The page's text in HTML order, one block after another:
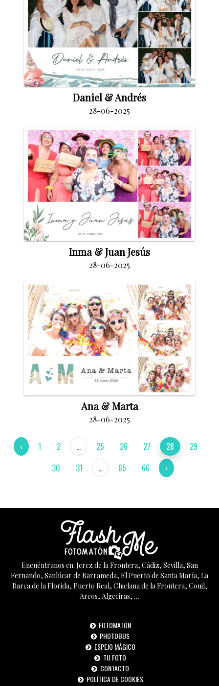
Daniel & Andrés
28-06-2025
Inma & Juan Jesús
28-06-2025
Ana & Marta
28-06-2025
‹ 1 2 ... 25 26 27 28
29
30
31 ... 65 66 ›
Encuéntranos en: Jerez de la Frontera, Cádiz, Sevilla, San
Fernando, Sanlúcar de Barrameda, El Puerto de Santa María, La
Barca de la Florida, Puerto Real, Chiclana de la Frontera, Conil,
Arcos, Algeciras, …
FOTOMATÓN
PHOTOBUS
ESPEJO MÁGICO
TU FOTO
CONTACTO
POLÍTICA DE COOKIES